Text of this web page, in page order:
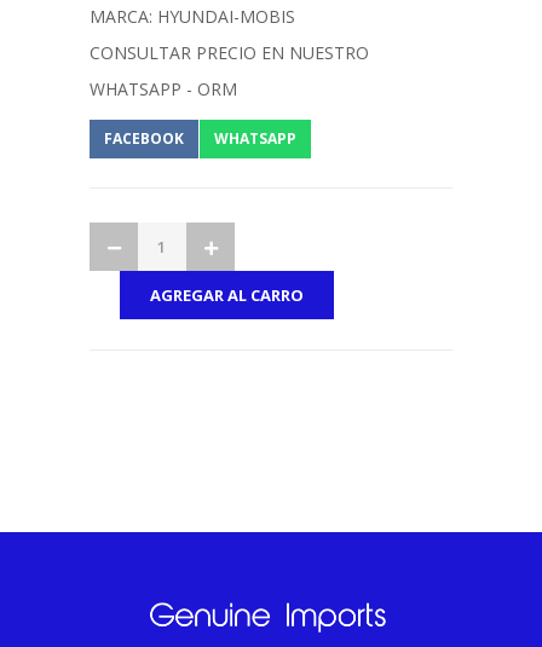
MARCA: HYUNDAI-MOBIS
CONSULTAR PRECIO EN NUESTRO
WHATSAPP - ORM
FACEBOOK WHATSAPP